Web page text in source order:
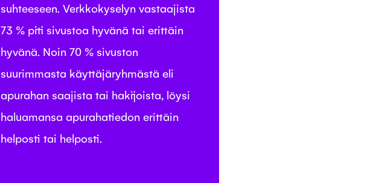
suhteeseen. Verkkokyselyn vastaajista
73 % piti sivustoa hyvänä tai erittäin
hyvänä. Noin 70 % sivuston
suurimmasta käyttäjäryhmästä eli
apurahan saajista tai hakijoista, löysi
haluamansa apurahatiedon erittäin
helposti tai helposti.